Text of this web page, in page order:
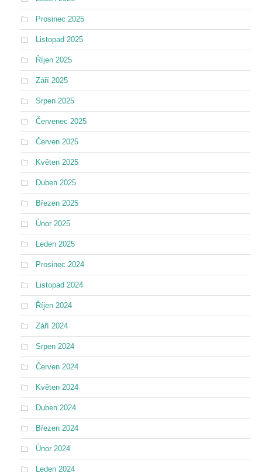
Prosinec 2025
Listopad 2025
Říjen 2025
Září 2025
Srpen 2025
Červenec 2025
Červen 2025
Květen 2025
Duben 2025
Březen 2025
Únor 2025
Leden 2025
Prosinec 2024
Listopad 2024
Říjen 2024
Září 2024
Srpen 2024
Červen 2024
Květen 2024
Duben 2024
Březen 2024
Únor 2024
Leden 2024